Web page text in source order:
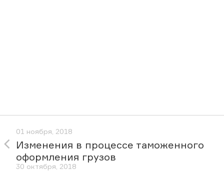
01 ноября, 2018
Изменения в процессе таможенного
оформления грузов
30 октября, 2018